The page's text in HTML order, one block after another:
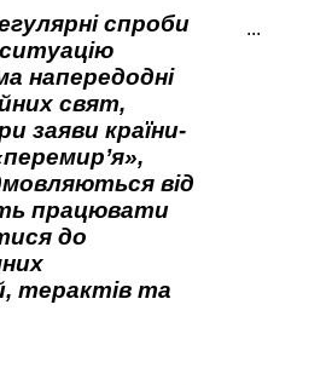
спроби
напередодні
свят,
заяви країни-
від
працювати
до
терактів та
...